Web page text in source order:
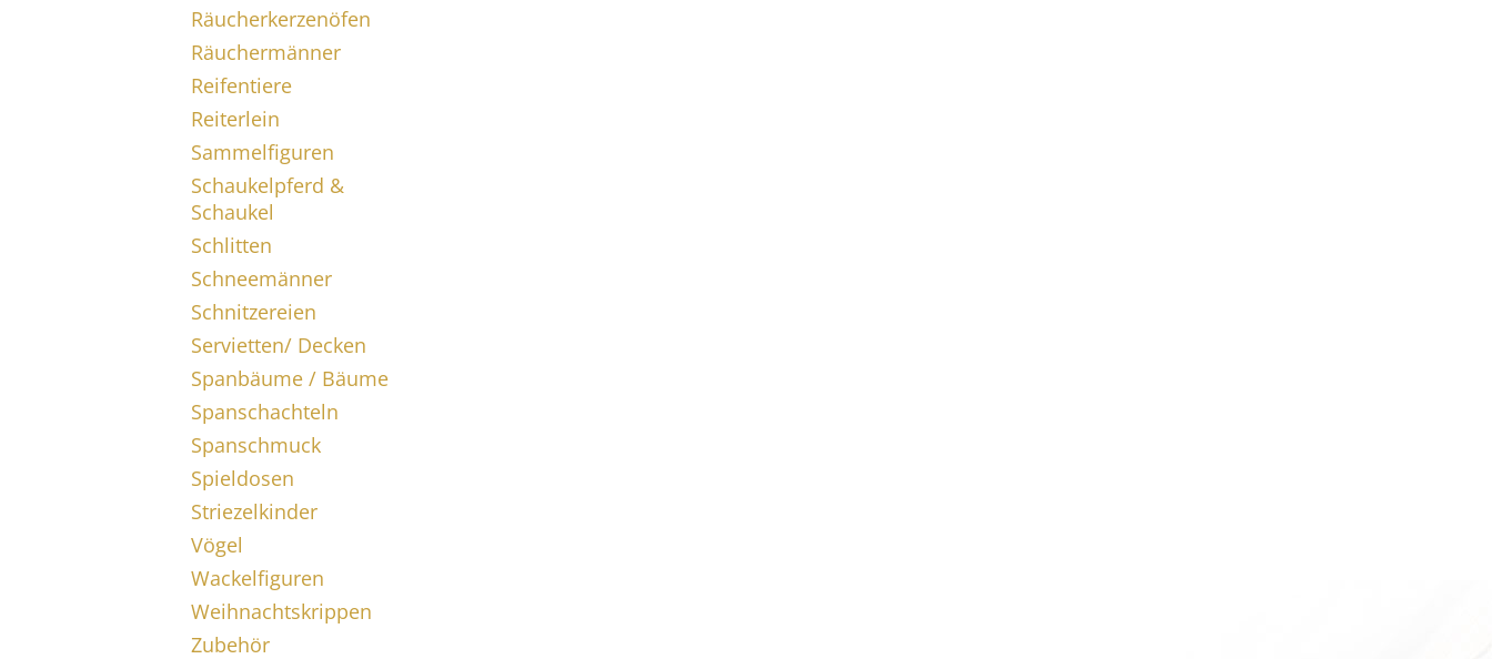
Räucherkerzenöfen
Räuchermänner
Reifentiere
Reiterlein
Sammelfiguren
Schaukelpferd &
Schaukel
Schlitten
Schneemänner
Schnitzereien
Servietten/ Decken
Spanbäume / Bäume
Spanschachteln
Spanschmuck
Spieldosen
Striezelkinder
Vögel
Wackelfiguren
Weihnachtskrippen
Zubehör